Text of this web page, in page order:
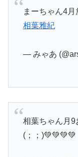
まーちゃん4
相葉雅紀
— みゃあ
相葉ちゃん月9
(；；)💚💚💚💚